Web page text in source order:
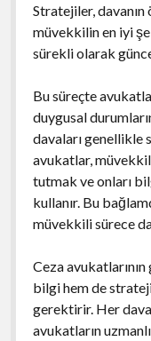
Stratejiler,
müvekkilin en iyi
sürekli olarak
Bu süreçte
duygusal
davaları genellikle
avukatlar,
tutmak ve onları
kullanır. Bu
müvekkili sürece
Ceza
bilgi hem de
gerektirir. Her
avukatların